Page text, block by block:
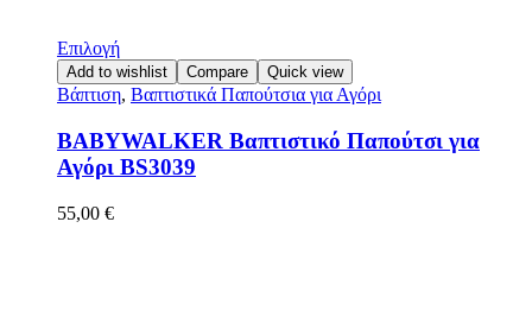
Επιλογή
Add to wishlist Compare Quick view
Βάπτιση, Βαπτιστικά Παπούτσια για Αγόρι
BABYWALKER Βαπτιστικό Παπούτσι για
Αγόρι BS3039
55,00 €